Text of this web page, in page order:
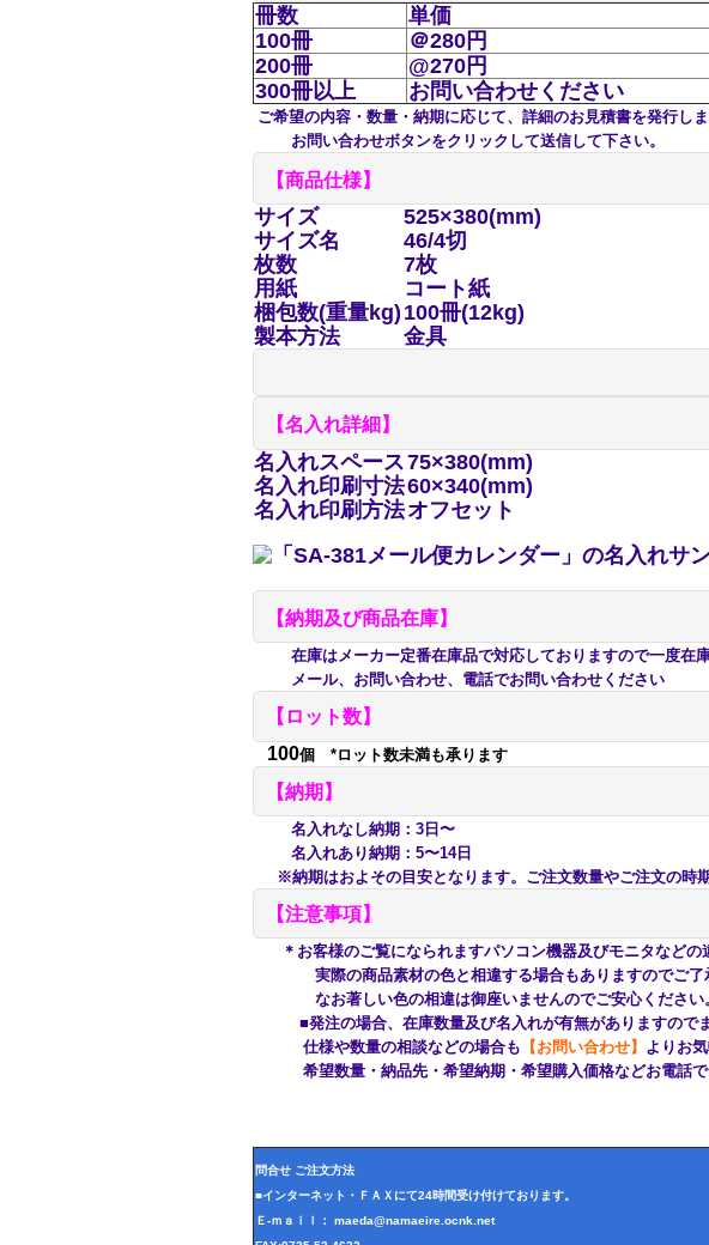
冊数
単価
100冊
＠280円
200冊
@270円
300冊以上
お問い合わせください
ご希望の内容・数量・納期に応じて、詳細のお見積書を発行し
お問い合わせボタンをクリックして送信して下さい。
【商品仕様】
サイズ
525×380(mm)
サイズ名
46/4切
枚数
7枚
用紙
コート紙
梱包数(重量kg) 100冊(12kg)
製本方法
金具
【名入れ詳細】
名入れスペース75×380(mm)
名入れ印刷寸法60×340(mm)
名入れ印刷方法オフセット
【納期及び商品在庫】
在庫はメーカー定番在庫品で対応しておりますので一度在
メール、お問い合わせ、電話でお問い合わせください
【ロット数】
100個 *ロット数未満も承ります
【納期】
名入れなし納期：3日〜
名入れあり納期：5〜14日
※納期はおよその目安となります。ご注文数量やご注文の時期
【注意事項】
＊お客様のご覧になられますパソコン機器及びモニタなど
実際の商品素材の色と相違する場合もありますのでご了承
なお著しい色の相違は御座いませんのでご安心ください
■発注の場合、在庫数量及び名入れが有無がありますので
仕様や数量の相談などの場合も 【お問い合わせ】 よりお
希望数量・納品先・希望納期・希望購入価格などお電話で
問合せ ご注文方法
■インターネット・ＦＡＸにて24時間受け付けております。
Ｅ-ｍａｉｌ： maeda@namaeire.ocnk.net